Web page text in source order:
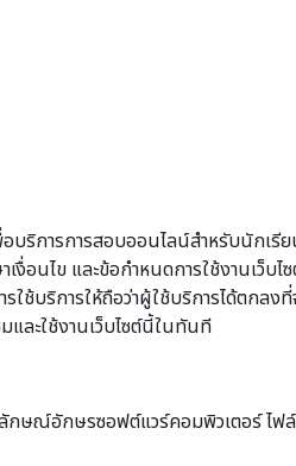
ริการการสอบออนไลน์สำหรับนักเ
อนไข และข้อกำหนดการใช้งานเว็
ช้บริการให้ถือว่าผู้ใช้บริการได้ตกล
และใช้งานเว็บไซต์นี้ในทันที
ษณ์อักษรซอฟต์แวร์คอมพิวเตอร์ ไ